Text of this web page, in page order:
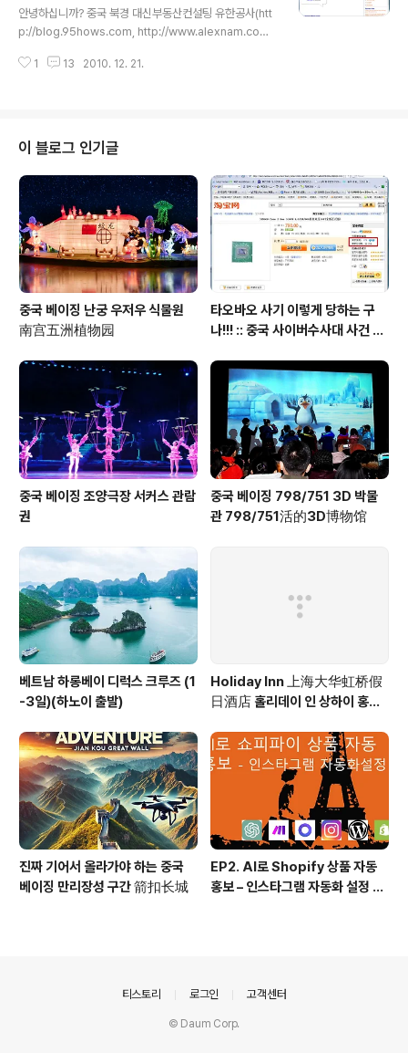
이드폰으로써 사용할 만한 것들이 포함되어 있지 않다는
것입니다. 본 포스팅에서는 프로요 업데이트를 적용하고,
안드로이드 마켓및 구글 GMS가 설치된 롬으로 업데이트
함으로써, 어플리케이션의 설치나 구글 Gmail 계정과의
Phone의 무료 VPN 활용하기
안녕하십니까? 중국 북경 대신부동산컨설팅 유한공사(htt
p://blog.95hows.com, http://www.alexnam.com)
터나 페이스북을 사용하기 위해 유료 VPN 서비스를 이용
분들을 위해by 카이시이 | 2008/09/09 18:01안녕하십
니까? 중국 북경 대신부동산컨설팅 유한공사(http://ww
w.95hows.com, http://www.alexnam.com)의 남 기
범입니다. 얼마전부터 중국... 이 방법도 언젠가 부터 막혔
었습니다. 오늘 Proxy ..
1 13 2010. 12. 21.
이 블로그 인기글
중국 베이징 난궁 우저우 식물원
南宫五洲植物园
타오바오 사기 이렇게 당하는 구
나!!! :: 중국 사이버수사대 사건 접
중국 베이징 조양극장 서커스 관람
권
중국 베이징 798/751 3D 박물
관 798/751活的3D博物馆
베트남 하롱베이 디럭스 크루즈 (1
-3일)(하노이 출발)
Holiday Inn 上海大华虹桥假
日酒店 홀리데이 인 상하이 홍차
ngqiao
진짜 기어서 올라가야 하는 중국
베이징 만리장성 구간 箭扣长城
EP2. AI로 Shopify 상품 자동
홍보 – 인스타그램 자동화 설정 방
티스토리 로그인 고객센터
© Daum Corp.